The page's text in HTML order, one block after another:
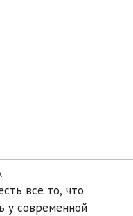
все то, что
у современной